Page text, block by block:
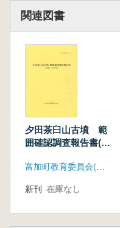
関連図書
夕田茶臼山古墳 範
囲確認調査報告書(平
富加町教育委員会(岐阜県)
新刊 在庫なし